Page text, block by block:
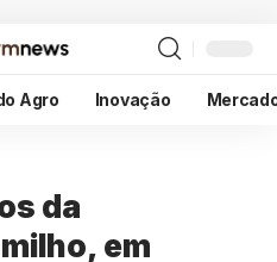
Agro Inovação
da
em